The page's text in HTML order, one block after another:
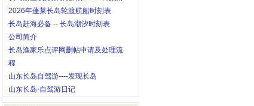
2026年蓬莱长岛轮渡航船时刻表
长岛赶海必备 -- 长岛潮汐时刻表
公司简介
长岛渔家乐点评网删帖申请及处理流
程
山东长岛自驾游----发现长岛
山东长岛·自驾游日记